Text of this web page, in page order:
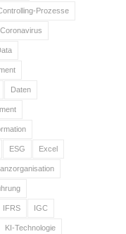
Prozesse
Coronavirus
Daten
ESG Excel
IFRS IGC
KI-Technologie